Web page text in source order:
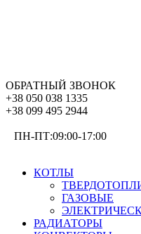
ОБРАТНЫЙ ЗВОНОК
+38 050 038 1335
+38 099 495 2944
ПН-ПТ:09:00-17:00
КОТЛЫ
ГАЗОВЫЕ
РАДИАТОРЫ